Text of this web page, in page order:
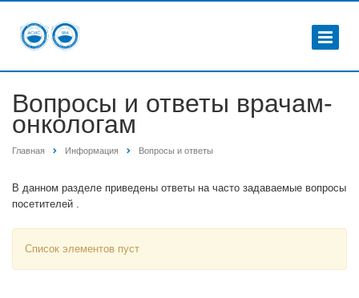
Вопросы и ответы врачам-
онкологам
Главная Информация Вопросы и ответы
В данном разделе приведены ответы на часто задаваемые вопросы
посетителей .
Список элементов пуст